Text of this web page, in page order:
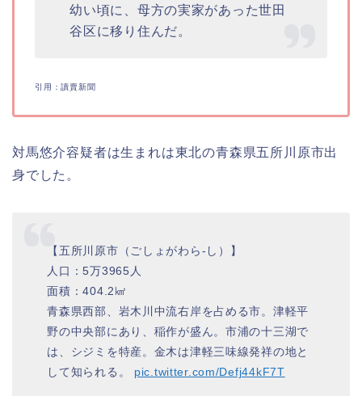
幼い頃に、母方の実家があった世田
谷区に移り住んだ。
引用：讀賣新聞
対馬悠介容疑者は生まれは東北の青森県五所川原市出
身でした。
【五所川原市（ごしょがわら-し）】
人口：5万3965人
面積：404.2㎢
青森県西部、岩木川中流右岸を占める市。津軽平
野の中央部にあり、稲作が盛ん。市浦の十三湖で
は、シジミを特産。金木は津軽三味線発祥の地と
して知られる。 pic.twitter.com/Defj44kF7T